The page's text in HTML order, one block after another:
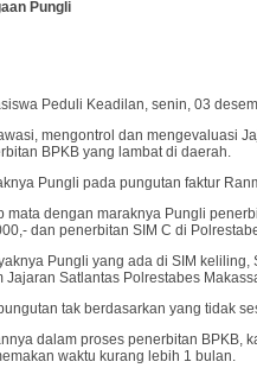
Pungli
Peduli Keadilan, senin, 03
mengontrol dan mengevaluasi
BPKB yang lambat di daerah.
Pungli pada pungutan faktur
dengan maraknya Pungli
dan penerbitan SIM C di
Pungli yang ada di SIM
Satlantas Polrestabes
tak berdasarkan yang tidak
dalam proses penerbitan
waktu kurang lebih 1 bulan.